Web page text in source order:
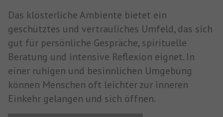
Das klösterliche Ambiente bietet ein
geschütztes und vertrauliches Umfeld, das sich
gut für persönliche Gespräche, spirituelle
Beratung und intensive Reflexion eignet. In
einer ruhigen und besinnlichen Umgebung
können Menschen oft leichter zur inneren
Einkehr gelangen und sich öffnen.